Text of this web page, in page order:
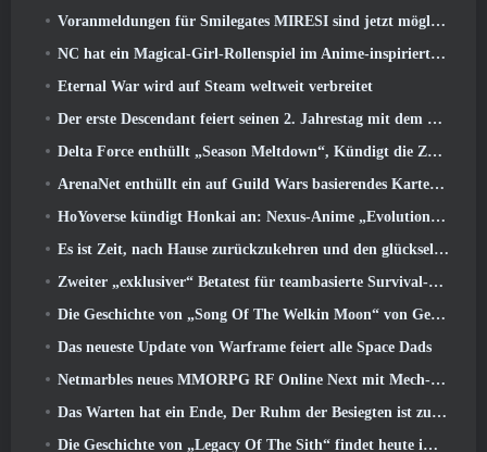
Voranmeldungen für Smilegates MIRESI sind jetzt möglich: Unsichtbare Zukunft
NC hat ein Magical-Girl-Rollenspiel im Anime-inspirierten Kunststil der 90er in Arbeit
Eternal War wird auf Steam weltweit verbreitet
Der erste Descendant feiert seinen 2. Jahrestag mit dem Descendant Fest 2026 Strom
Delta Force enthüllt „Season Meltdown“, Kündigt die Zusammenarbeit mit Rainbow Six Siege an
ArenaNet enthüllt ein auf Guild Wars basierendes Kartenspiel, Nebelgebunden
HoYoverse kündigt Honkai an: Nexus-Anime „Evolutionstest“
Es ist Zeit, nach Hause zurückzukehren und den glückseligen Rückzugsort dort wiederherzustellen, wo sich die Winde treffen
Zweiter „exklusiver“ Betatest für teambasierte Survival-Shooter-Zeitfresser angekündigt
Die Geschichte von „Song Of The Welkin Moon“ von Genshin Impact geht zu Ende.. Auf dem Mond
Das neueste Update von Warframe feiert alle Space Dads
Netmarbles neues MMORPG RF Online Next mit Mech-Thema wird weltweit eingeführt
Das Warten hat ein Ende, Der Ruhm der Besiegten ist zurückgekehrt
Die Geschichte von „Legacy Of The Sith“ findet heute im neuesten Update von SWTOR ihren Abschluss